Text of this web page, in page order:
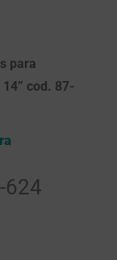
para
cod. 87-
624